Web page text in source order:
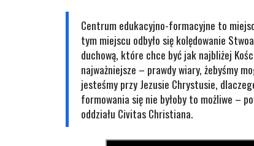
Centrum edukacyjno-formacyjne to
tym miejscu odbyło się kolędowanie
duchową, które chce być jak najbliżej
najważniejsze – prawdy wiary, żebyśmy
jesteśmy przy Jezusie Chrystusie,
formowania się nie byłoby to możliwe –
oddziału Civitas Christiana.